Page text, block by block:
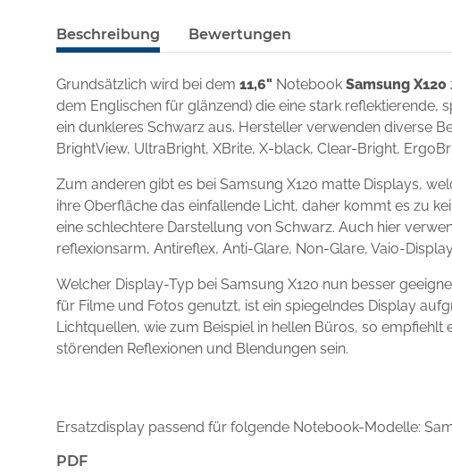
Beschreibung Bewertungen
Grundsätzlich wird bei dem 11,6" Notebook Samsung X120
dem Englischen für glänzend) die eine stark reflektierende,
ein dunkleres Schwarz aus. Hersteller verwenden diverse
BrightView, UltraBright, XBrite, X-black, Clear-Bright,
Zum anderen gibt es bei Samsung X120 matte Displays,
ihre Oberfläche das einfallende Licht, daher kommt es zu
eine schlechtere Darstellung von Schwarz. Auch hier
reflexionsarm, Antireflex, Anti-Glare, Non-Glare, Vaio-
Welcher Display-Typ bei Samsung X120 nun besser
für Filme und Fotos genutzt, ist ein spiegelndes Display
Lichtquellen, wie zum Beispiel in hellen Büros, so
störenden Reflexionen und Blendungen sein.
Ersatzdisplay passend für folgende Notebook-Modelle:
PDF